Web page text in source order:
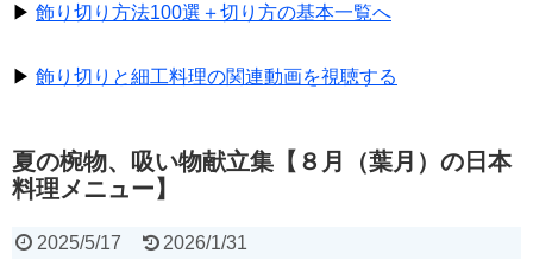
▶ 飾り切り方法100選＋切り方の基本一覧へ
▶ 飾り切りと細工料理の関連動画を視聴する
夏の椀物、吸い物献立集【８月（葉月）の日本
料理メニュー】
2025/5/17 2026/1/31